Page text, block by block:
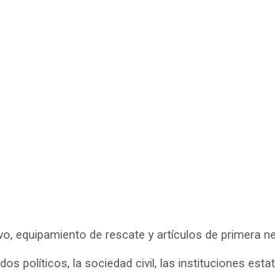
equipamiento de rescate y artículos de primera
políticos, la sociedad civil, las instituciones